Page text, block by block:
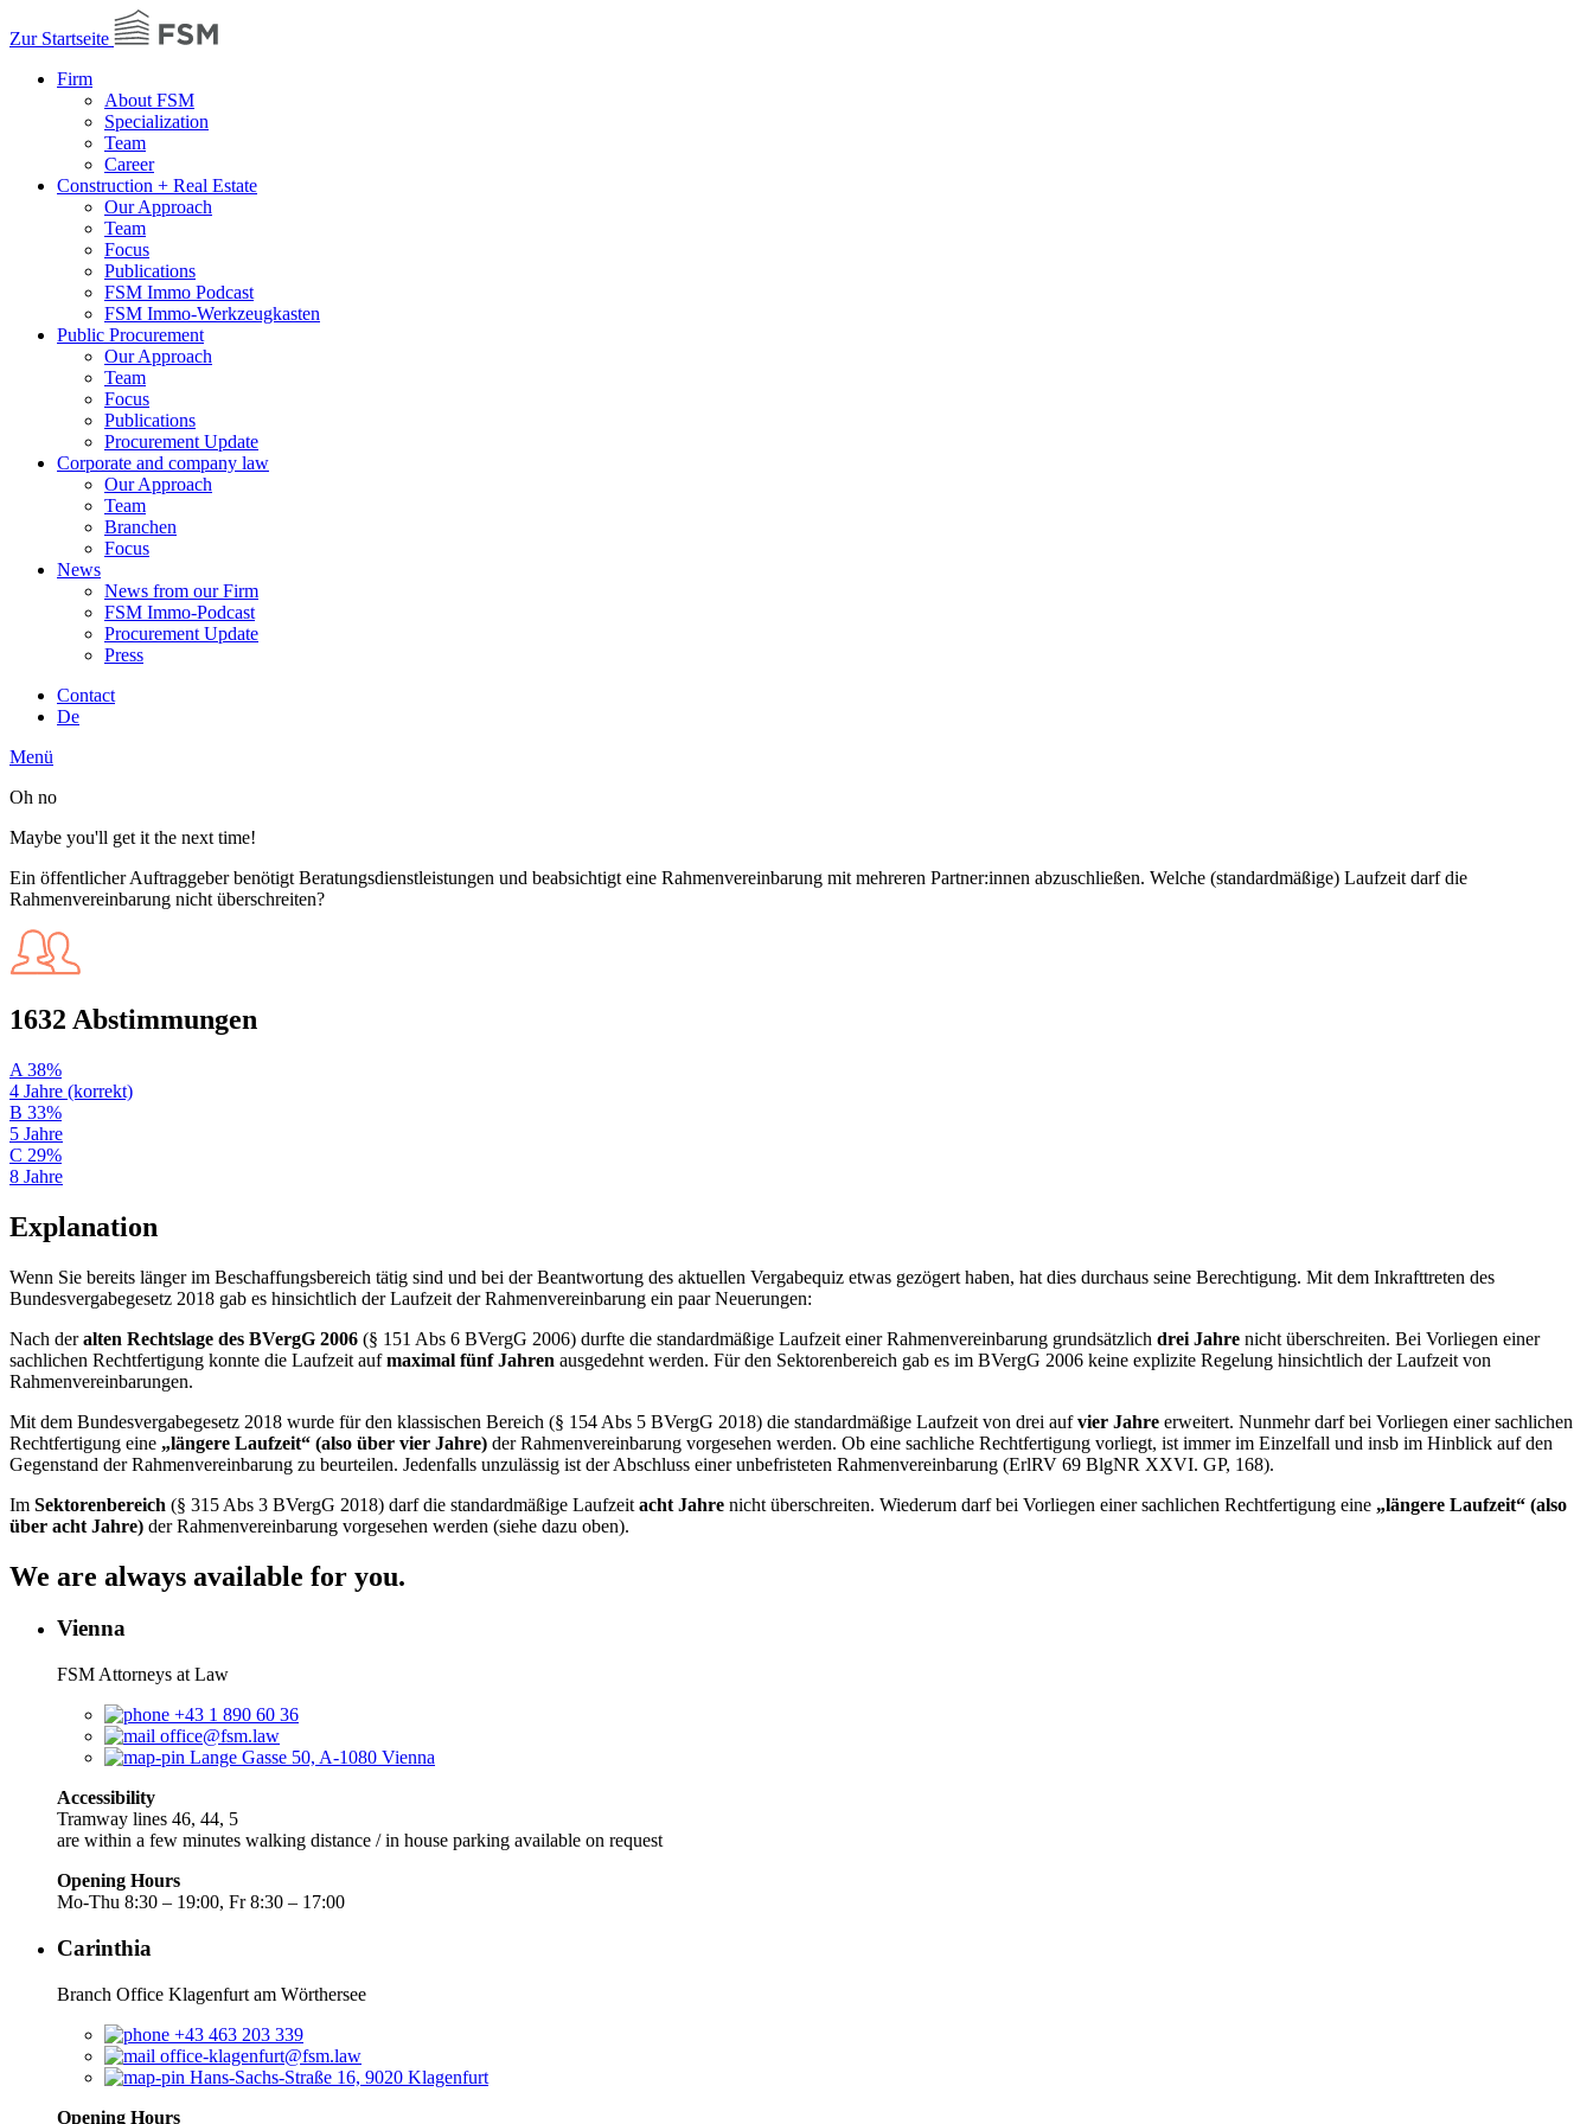
Zur Startseite
Firm
About FSM
Specialization
Team
Career
Construction + Real Estate
Our Approach
Team
Focus
Publications
FSM Immo Podcast
FSM Immo-Werkzeugkasten
Public Procurement
Our Approach
Team
Focus
Publications
Procurement Update
Corporate and company law
Our Approach
Team
Branchen
Focus
News
News from our Firm
FSM Immo-Podcast
Procurement Update
Press
Contact
De
Menü
Oh no
Maybe you'll get it the next time!
Ein öffentlicher Auftraggeber benötigt Beratungsdienstleistungen und beabsichtigt eine Rahmenvereinbarung mit mehreren Partner:innen abzuschließen. Welche (standardmäßige) Laufzeit darf die
Rahmenvereinbarung nicht überschreiten?
1632 Abstimmungen
A 38%
4 Jahre (korrekt)
B 33%
5 Jahre
C 29%
8 Jahre
Explanation
Wenn Sie bereits länger im Beschaffungsbereich tätig sind und bei der Beantwortung des aktuellen Vergabequiz etwas gezögert haben, hat dies durchaus seine Berechtigung. Mit dem Inkrafttreten des
Bundesvergabegesetz 2018 gab es hinsichtlich der Laufzeit der Rahmenvereinbarung ein paar Neuerungen:
Nach deralten Rechtslage des BVergG 2006 (§ 151 Abs 6 BVergG 2006) durfte die standardmäßige Laufzeit einer Rahmenvereinbarung grundsätzlich drei Jahre nicht überschreiten. Bei Vorliegen einer
sachlichen Rechtfertigung konnte die Laufzeit aufmaximal fünf Jahren ausgedehnt werden. Für den Sektorenbereich gab es im BVergG 2006 keine explizite Regelung hinsichtlich der Laufzeit von
Rahmenvereinbarungen.
Mit dem Bundesvergabegesetz 2018 wurde für den klassischen Bereich (§ 154 Abs 5 BVergG 2018) die standardmäßige Laufzeit von drei aufvier Jahre erweitert. Nunmehr darf bei Vorliegen einer sachlichen
Rechtfertigung eine „längere Laufzeit“ (also über vier Jahre) der Rahmenvereinbarung vorgesehen werden. Ob eine sachliche Rechtfertigung vorliegt, ist immer im Einzelfall und insb im Hinblick auf den
Gegenstand der Rahmenvereinbarung zu beurteilen. Jedenfalls unzulässig ist der Abschluss einer unbefristeten Rahmenvereinbarung (ErlRV 69 BlgNR XXVI. GP, 168).
Im Sektorenbereich (§ 315 Abs 3 BVergG 2018) darf die standardmäßige Laufzeit acht Jahre nicht überschreiten. Wiederum darf bei Vorliegen einer sachlichen Rechtfertigung eine „längere Laufzeit“ (also
über acht Jahre) der Rahmenvereinbarung vorgesehen werden (siehe dazu oben).
We are always available for you.
Vienna
FSM Attorneys at Law
+43 1 890 60 36
office@fsm.law
Lange Gasse 50, A-1080 Vienna
Accessibility
Tramway lines 46, 44, 5
are within a few minutes walking distance / in house parking available on request
Opening Hours
Mo-Thu 8:30 – 19:00, Fr 8:30 – 17:00
Carinthia
Branch Office Klagenfurt am Wörthersee
+43 463 203 339
office-klagenfurt@fsm.law
Hans-Sachs-Straße 16, 9020 Klagenfurt
Opening Hours